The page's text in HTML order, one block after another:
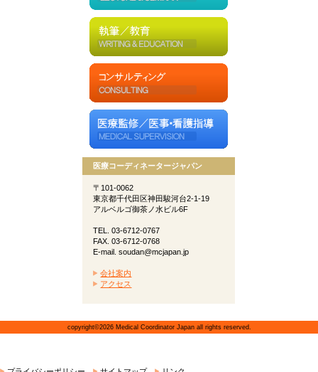
医療コーディネータージャパン
〒101-0062
東京都千代田区神田駿河台2-1-19
アルベルゴ御茶ノ水ビル6F
TEL. 03-6712-0767
FAX. 03-6712-0768
E-mail. soudan@mcjapan.jp
会社案内
アクセス
copyright©2026 Medical Coordinator Japan all rights reserved.